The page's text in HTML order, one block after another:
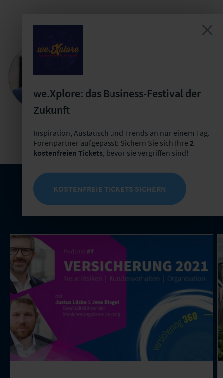
Organisationsdesign
+49 341 98988-261
Themenrelevante Artikel
we.Xplore: das Business-Festival der
Zukunft
Inspiration, Austausch und Trends an nur einem Tag.
Forenpartner aufgepasst: Sichern Sie sich Ihre 2
kostenfreien Tickets, bevor sie vergriffen sind!
KOSTENFREIE TICKETS SICHERN